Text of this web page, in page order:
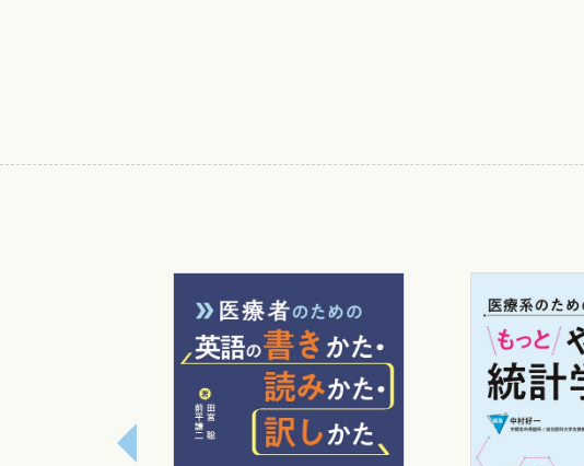
編著『疫学―臨床家のための方法論』（講談社サイ
memberに紹介してもらったEpidemiologyの
か」というほどの無学さを曝した結果で恥じ入る
であったことを自覚させられた私にとっては驚き
と整合がとれていることも寄与していたのであろう．
医学生を相手に他の医学領域にない衛生学・公衆
らを励ますようにあちこちに書くようになり始め